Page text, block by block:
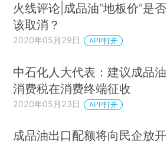
火线评论|成品油“地板价”是否
该取消？
2020年05月29日 APP打开
中石化人大代表：建议成品油
消费税在消费终端征收
2020年05月23日 APP打开
成品油出口配额将向民企放开